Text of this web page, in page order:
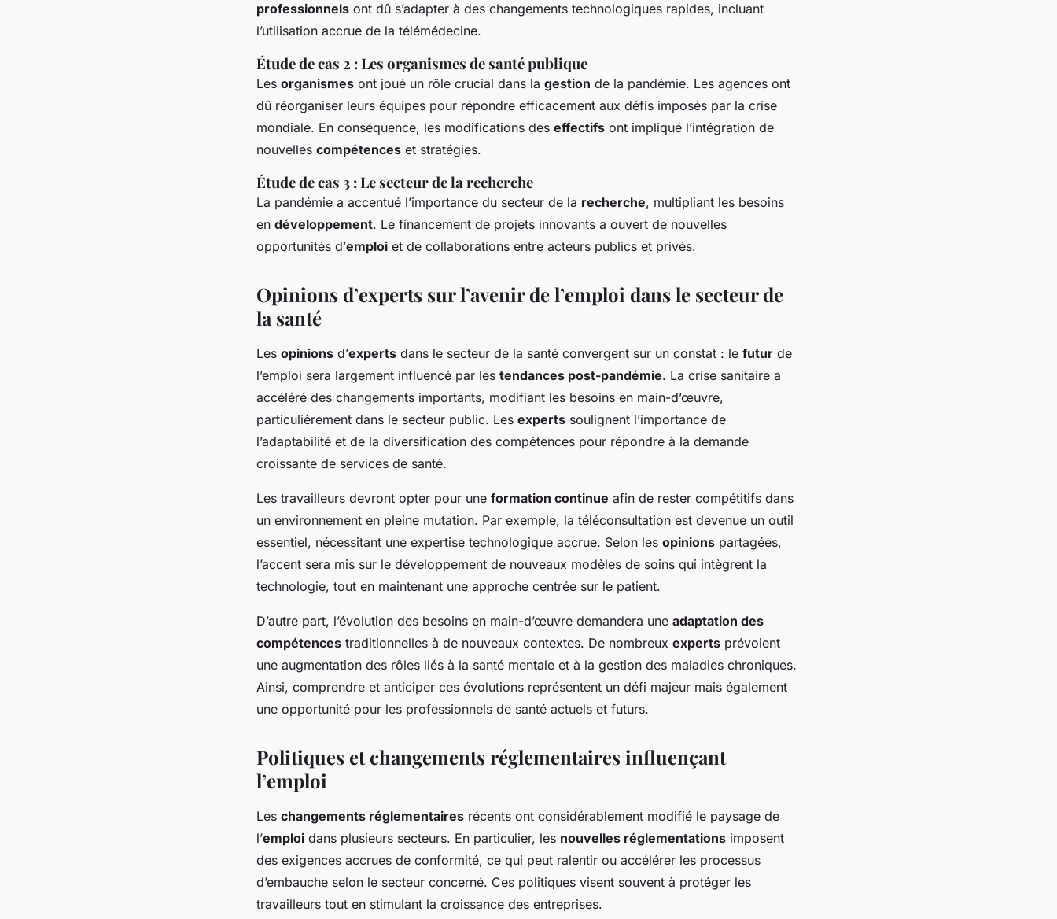
professionnels ont dû s’adapter à des changements technologiques rapides, incluant
l’utilisation accrue de la télémédecine.
Étude de cas 2 : Les organismes de santé publique
Les organismes ont joué un rôle crucial dans la gestion de la pandémie. Les agences ont
dû réorganiser leurs équipes pour répondre efficacement aux défis imposés par la crise
mondiale. En conséquence, les modifications des effectifs ont impliqué l’intégration de
nouvelles compétences et stratégies.
Étude de cas 3 : Le secteur de larecherche
La pandémie a accentué l’importance du secteur de la recherche, multipliant les besoins
en développement. Le financement de projets innovants a ouvert de nouvelles
opportunités d’emploi et de collaborations entre acteurs publics et privés.
Opinions d’experts sur l’avenir de l’emploi dans le secteur de
la santé
Les opinions d’experts dans le secteur de la santé convergent sur un constat : le futur de
l’emploi sera largement influencé par les tendances post-pandémie. La crise sanitaire a
accéléré des changements importants, modifiant les besoins en main-d’œuvre,
particulièrement dans le secteur public. Les experts soulignent l’importance de
l’adaptabilité et de la diversification des compétences pour répondre à la demande
croissante de services de santé.
Les travailleurs devront opter pour une formation continue afin de rester compétitifs dans
un environnement en pleine mutation. Par exemple, la téléconsultation est devenue un outil
essentiel, nécessitant une expertise technologique accrue. Selon les opinions partagées,
l’accent sera mis sur le développement de nouveaux modèles de soins qui intègrent la
technologie, tout en maintenant une approche centrée sur le patient.
D’autre part, l’évolution des besoins en main-d’œuvre demandera une adaptation des
compétences traditionnelles à de nouveaux contextes. De nombreux experts prévoient
une augmentation des rôles liés à la santé mentale et à la gestion des maladies chroniques.
Ainsi, comprendre et anticiper ces évolutions représentent un défi majeur mais également
une opportunité pour les professionnels de santé actuels et futurs.
Politiques et changements réglementaires influençant
l’emploi
Les changements réglementaires récents ont considérablement modifié le paysage de
l’emploi dans plusieurs secteurs. En particulier, les nouvelles réglementations imposent
des exigences accrues de conformité, ce qui peut ralentir ou accélérer les processus
d’embauche selon le secteur concerné. Ces politiques visent souvent à protéger les
travailleurs tout en stimulant la croissance des entreprises.